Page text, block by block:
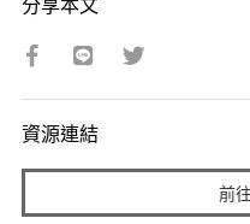
資源連結
前